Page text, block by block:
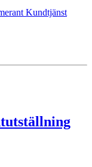
Kundtjänst